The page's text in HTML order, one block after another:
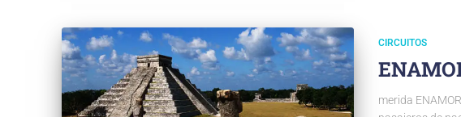
CIRCUITOS
merida